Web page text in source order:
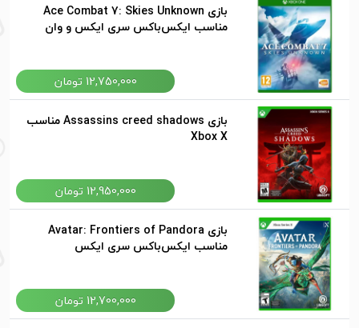
بازی Ace Combat 7: Skies Unknown
مناسب ایکس‌باکس سری ایکس و وان
12,750,000 تومان
بازی Assassins creed shadows مناسب
Xbox X
12,950,000 تومان
بازی Avatar: Frontiers of Pandora
مناسب ایکس‌باکس سری ایکس
12,700,000 تومان